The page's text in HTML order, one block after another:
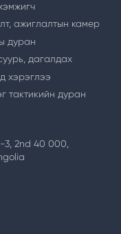
ажиглалтын камер
дуран
дагалдах
хэрэглээ
тактикийн дуран
2nd 40 000,